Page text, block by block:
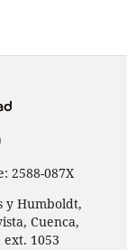
2588-087X
y Humboldt,
Cuenca,
ext. 1053